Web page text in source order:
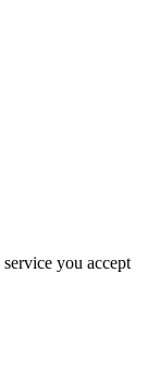
you accept